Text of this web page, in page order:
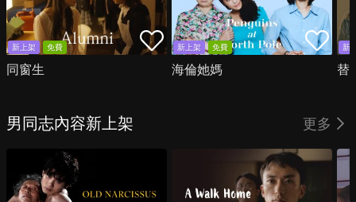
新上架 免費
同窗生
新上架 免費
海倫她媽
新
替
男同志內容新上架 更多